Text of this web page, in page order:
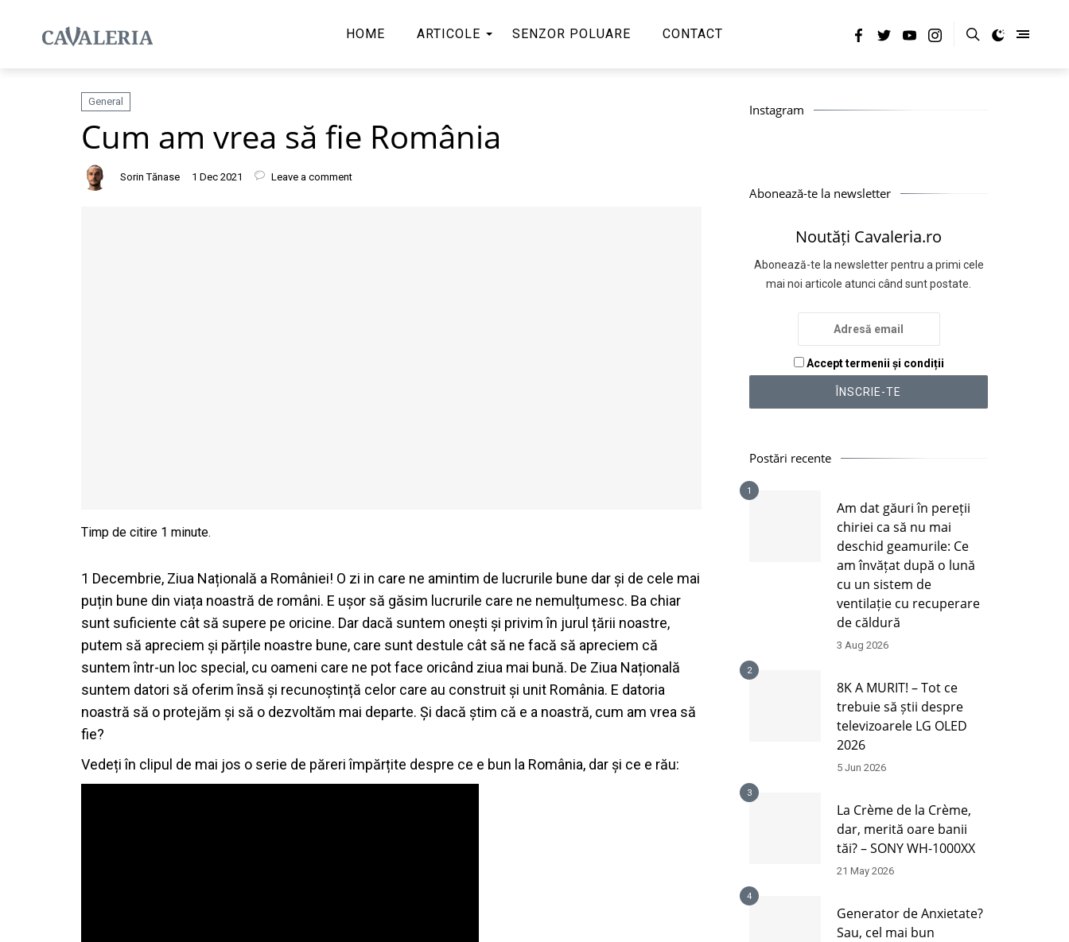
HOME ARTICOLE SENZOR POLUARE CONTACT
General
Cum am vrea să fie România
Sorin Tănase 1 Dec 2021 Leave a comment
1 Decembrie, Ziua Națională a României! O zi in care ne amintim de lucrurile bune dar și de cele mai
puțin bune din viața noastră de români. E ușor să găsim lucrurile care ne nemulțumesc. Ba chiar
sunt suficiente cât să supere pe oricine. Dar dacă suntem onești și privim în jurul țării noastre,
putem să apreciem și părțile noastre bune, care sunt destule cât să ne facă să apreciem că
suntem într-un loc special, cu oameni care ne pot face oricând ziua mai bună. De Ziua Națională
suntem datori să oferim însă și recunoștință celor care au construit și unit România. E datoria
noastră să o protejăm și să o dezvoltăm mai departe. Și dacă știm că e a noastră, cum am vrea să
fie?
Vedeți în clipul de mai jos o serie de păreri împărțite despre ce e bun la România, dar și ce e rău:
Instagram
Abonează-te la newsletter
Noutăți Cavaleria.ro
Abonează-te la newsletter pentru a primi cele
mai noi articole atunci când sunt postate.
Accept termenii și condiții
Postări recente
1
Am dat găuri în pereții
chiriei ca să nu mai
deschid geamurile: Ce
am învățat după o lună
cu un sistem de
ventilație cu recuperare
de căldură
3 Aug 2026
2
8K A MURIT! – Tot ce
trebuie să știi despre
televizoarele LG OLED
2026
5 Jun 2026
3
La Crème de la Crème,
dar, merită oare banii
tăi? – SONY WH-1000XX
21 May 2026
4
Generator de Anxietate?
Sau, cel mai bun